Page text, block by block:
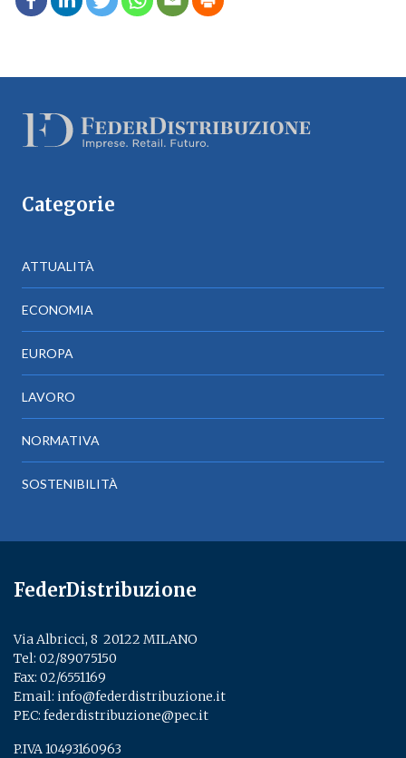
Categorie
ATTUALITÀ
ECONOMIA
EUROPA
LAVORO
NORMATIVA
SOSTENIBILITÀ
FederDistribuzione
Via Albricci, 8 ­ 20122 MILANO
Tel: 02/89075150
Fax: 02/6551169
Email: info@federdistribuzione.it
PEC: federdistribuzione@pec.it
P.IVA 10493160963